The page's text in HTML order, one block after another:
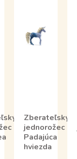
Zberateľský
jednorožec
Padajúca
hviezda